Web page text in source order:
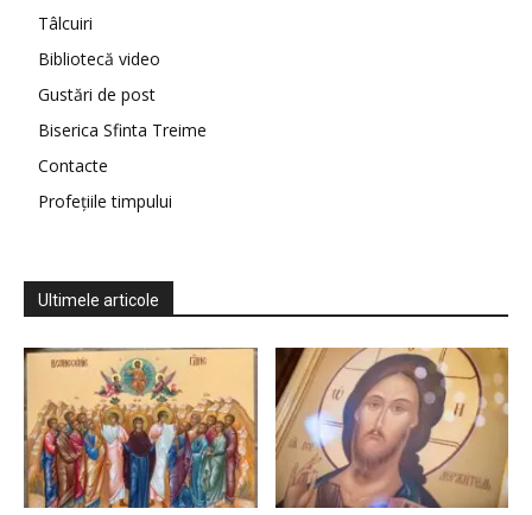
Tâlcuiri
Bibliotecă video
Gustări de post
Biserica Sfinta Treime
Contacte
Profețiile timpului
Ultimele articole